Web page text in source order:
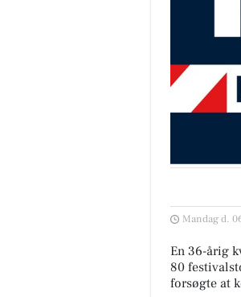
Mandag d.
En 36-årig
80
forsøgte at